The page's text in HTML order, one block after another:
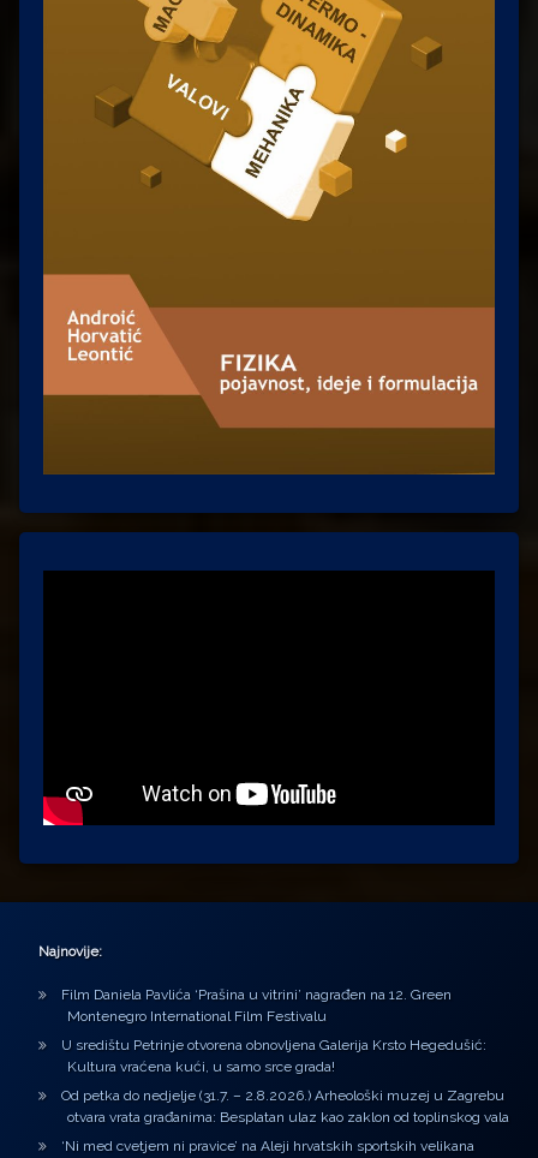
Najnovije:
Film Daniela Pavlića ‘Prašina u vitrini’ nagrađen na 12. Green
Montenegro International Film Festivalu
U središtu Petrinje otvorena obnovljena Galerija Krsto Hegedušić:
Kultura vraćena kući, u samo srce grada!
Od petka do nedjelje (31.7. – 2.8.2026.) Arheološki muzej u Zagrebu
otvara vrata građanima: Besplatan ulaz kao zaklon od toplinskog vala
‘Ni med cvetjem ni pravice’ na Aleji hrvatskih sportskih velikana